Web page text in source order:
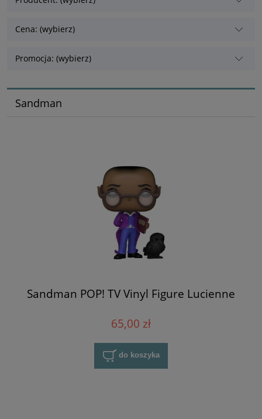
Cena: (wybierz)
Promocja: (wybierz)
Sandman
Sandman POP! TV Vinyl Figure Lucienne
65,00 zł
do koszyka